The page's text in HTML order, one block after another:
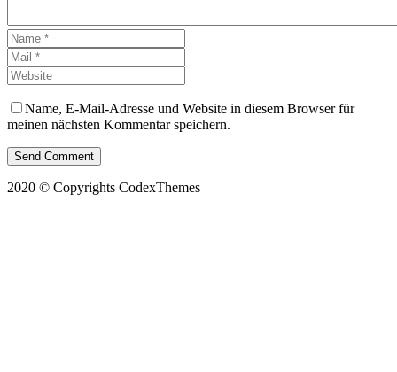
Name, E-Mail-Adresse und Website in diesem Browser für
meinen nächsten Kommentar speichern.
Send Comment
2020 © Copyrights CodexThemes